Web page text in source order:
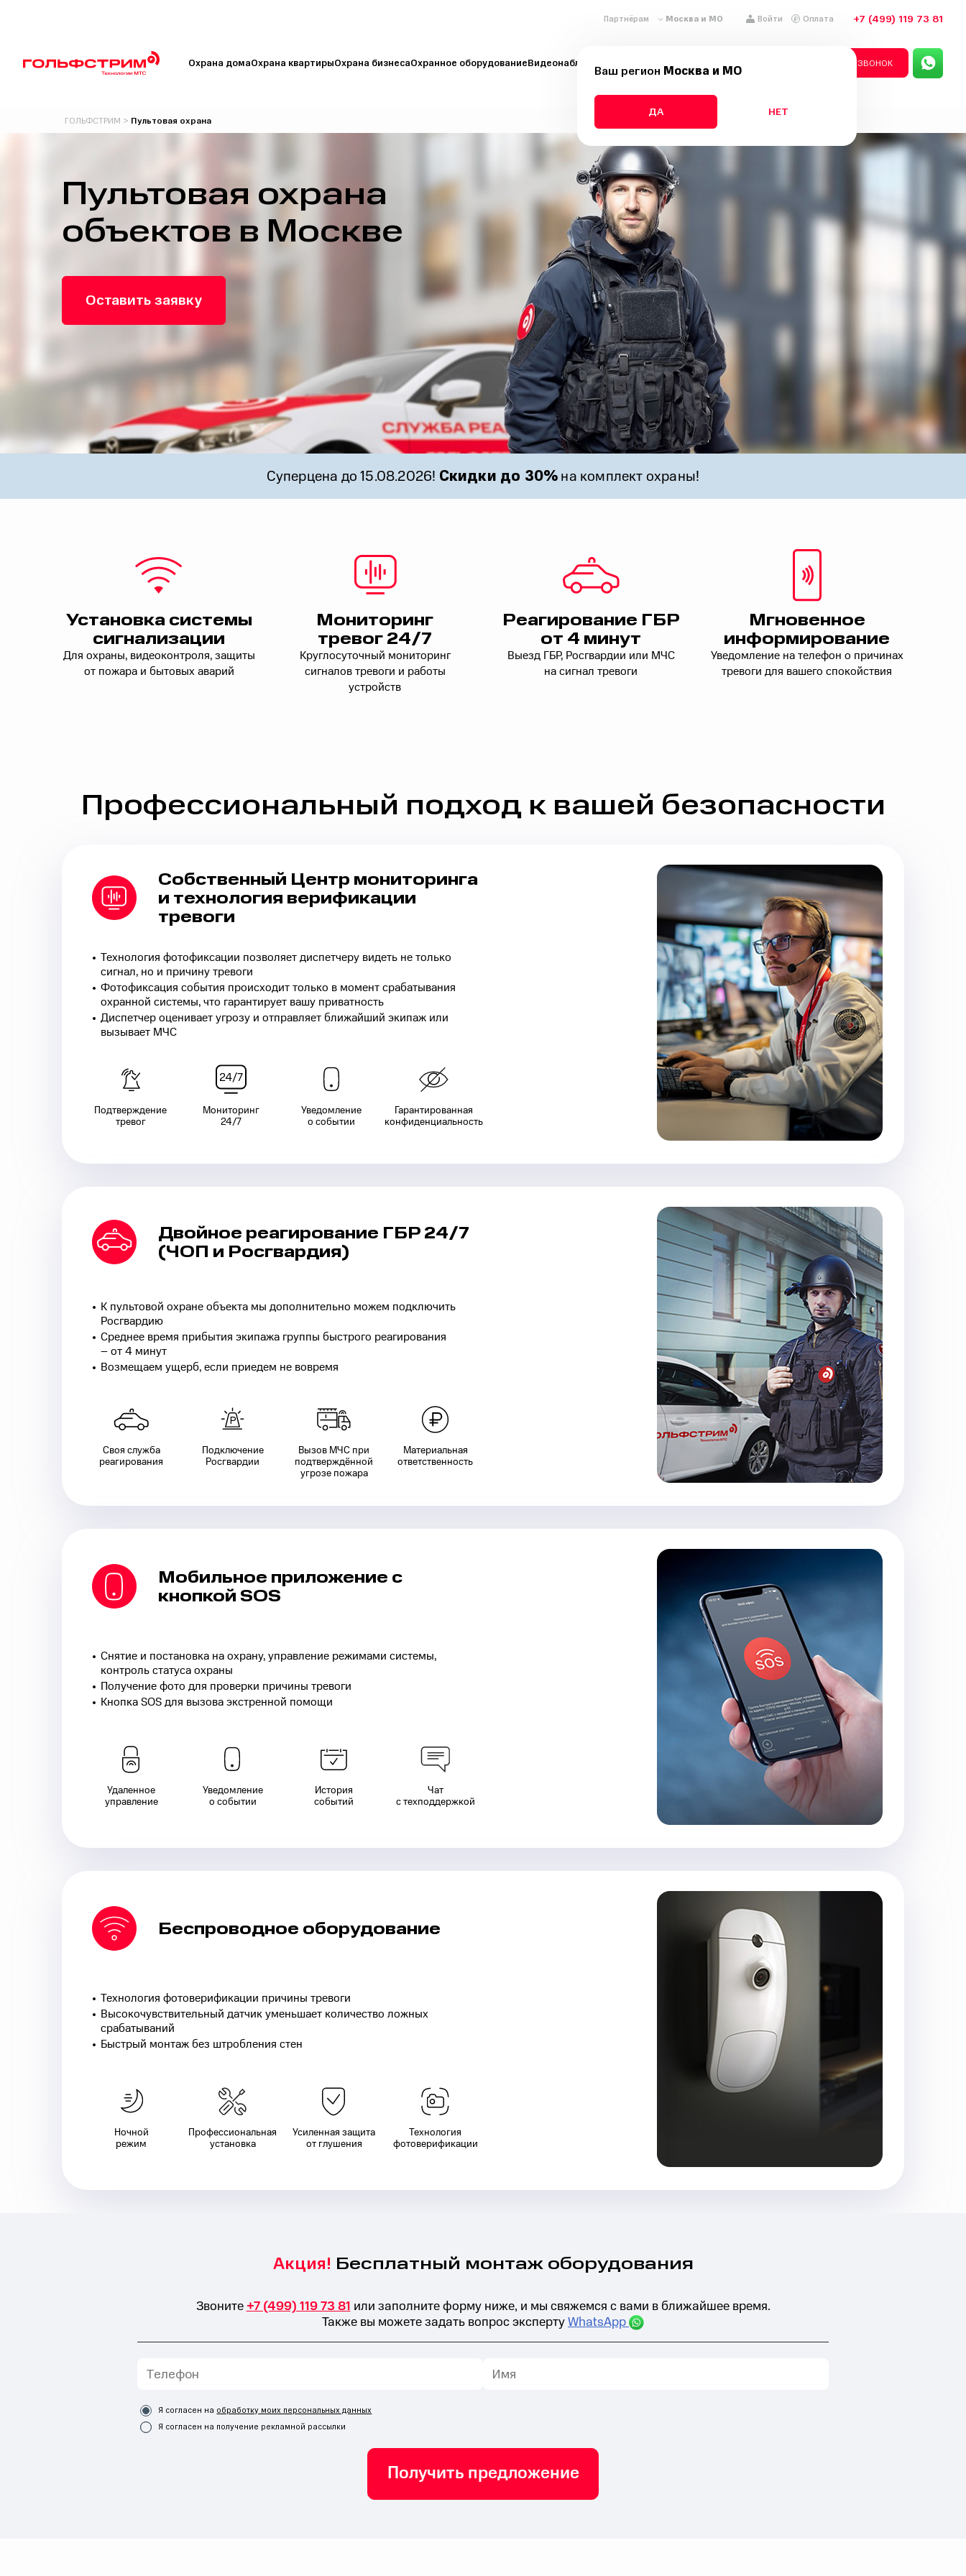
Партнёрам
Ваш регион Москва и МО
ДА НЕТ
Москва и МО Войти Оплата +7 (499) 119 73 81
Охрана домаОхрана квартирыОхрана бизнесаОхранное оборудованиеВидеонаблюдение ЗАКАЗАТЬ ЗВОНОК
ГОЛЬФСТРИМ > Пультовая охрана
Пультовая охрана
объектов в Москве
Оставить заявку
Суперцена до 15.08.2026! Скидки до 30% на комплект охраны!
Установка системы
сигнализации
Для охраны, видеоконтроля, защиты
от пожара и бытовых аварий
Мониторинг
тревог 24/7
Круглосуточный мониторинг
сигналов тревоги и работы
устройств
Реагирование ГБР
от 4 минут
Выезд ГБР, Росгвардии или МЧС
на сигнал тревоги
Мгновенное
информирование
Уведомление на телефон о причинах
тревоги для вашего спокойствия
Профессиональный подход к вашей безопасности
Собственный Центр мониторинга
и технология верификации
тревоги
Технология фотофиксации позволяет диспетчеру видеть не только
сигнал, но и причину тревоги
Фотофиксация события происходит только в момент срабатывания
охранной системы, что гарантирует вашу приватность
Диспетчер оценивает угрозу и отправляет ближайший экипаж или
вызывает МЧС
Подтверждение
тревог
Мониторинг
24/7
Уведомление
о событии
Гарантированная
конфиденциальность
Двойное реагирование ГБР 24/7
(ЧОП и Росгвардия)
К пультовой охране объекта мы дополнительно можем подключить
Росгвардию
Среднее время прибытия экипажа группы быстрого реагирования
– от 4 минут
Возмещаем ущерб, если приедем не вовремя
Своя служба
реагирования
Подключение
Росгвардии
Вызов МЧС при
подтверждённой
угрозе пожара
Материальная
ответственность
Мобильное приложение с
кнопкой SOS
Снятие и постановка на охрану, управление режимами системы,
контроль статуса охраны
Получение фото для проверки причины тревоги
Кнопка SOS для вызова экстренной помощи
Удаленное
управление
Уведомление
о событии
История
событий
Чат
с техподдержкой
Беспроводное оборудование
Технология фотоверификации причины тревоги
Высокочувствительный датчик уменьшает количество ложных
срабатываний
Быстрый монтаж без штробления стен
Ночной
режим
Профессиональная
установка
Усиленная защита
от глушения
Технология
фотоверификации
Акция! Бесплатный монтаж оборудования
Звоните +7 (499) 119 73 81 или заполните форму ниже, и мы свяжемся с вами в ближайшее время.
Также вы можете задать вопрос экспертуWhatsApp
Я согласен на обработку моих персональных данных
Я согласен на получение рекламной рассылки
Получить предложение